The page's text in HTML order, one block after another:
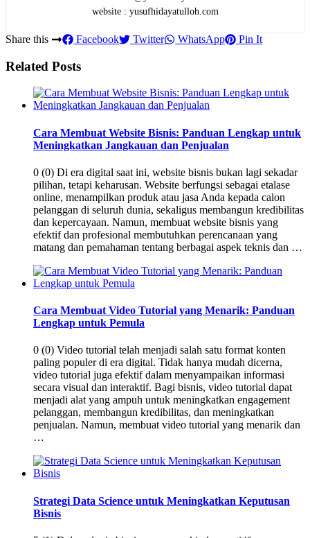
website : yusufhidayatulloh.com
Share this Facebook Twitter WhatsApp Pin It
Related Posts
Cara Membuat Website Bisnis: Panduan Lengkap untuk
Meningkatkan Jangkauan dan Penjualan
0 (0) Di era digital saat ini, website bisnis bukan lagi sekadar
pilihan, tetapi keharusan. Website berfungsi sebagai etalase
online, menampilkan produk atau jasa Anda kepada calon
pelanggan di seluruh dunia, sekaligus membangun kredibilitas
dan kepercayaan. Namun, membuat website bisnis yang
efektif dan profesional membutuhkan perencanaan yang
matang dan pemahaman tentang berbagai aspek teknis dan …
Cara Membuat Video Tutorial yang Menarik: Panduan
Lengkap untuk Pemula
0 (0) Video tutorial telah menjadi salah satu format konten
paling populer di era digital. Tidak hanya mudah dicerna,
video tutorial juga efektif dalam menyampaikan informasi
secara visual dan interaktif. Bagi bisnis, video tutorial dapat
menjadi alat yang ampuh untuk meningkatkan engagement
pelanggan, membangun kredibilitas, dan meningkatkan
penjualan. Namun, membuat video tutorial yang menarik dan
…
Strategi Data Science untuk Meningkatkan Keputusan
Bisnis